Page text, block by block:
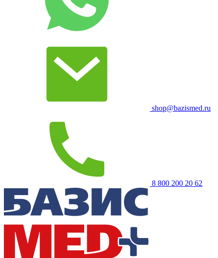
shop@bazismed.ru
8 800 200 20 62